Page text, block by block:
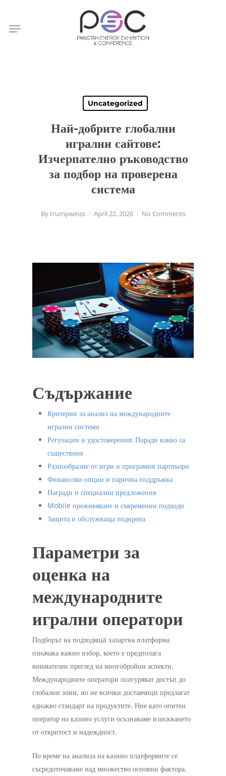
main
Menu
Uncategorized
Най-добрите глобални
игрални сайтове:
Изчерпателно ръководство
за подбор на проверена
система
Bytrumpweiss April 22, 2026 No Comments
Съдържание
Критерии за анализ на международните
игрални системи
Регулации и удостоверения: Поради какво са
съществени
Разнообразие от игри и програмни партньори
Финансови опции и парична поддръжка
Награди и специални предложения
Mobile преживяване и съвременни подходи
Защита и обслужваща подкрепа
Параметри за
оценка на
международните
игрални оператори
Подборът на подходящa хазартна платформа
означава важно избор, което е предполага
внимателен преглед на многобройни аспекти.
Международните оператори осигуряват достъп до
глобални зони, но не всички доставчици предлагат
еднакво стандарт на продуктите. Ние като опитен
оператор на казино услуги осъзнаваме изискването
от откритост и надеждност.
По време на анализа на казино платформите се
съсредоточаваме над множество основни фактора.